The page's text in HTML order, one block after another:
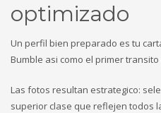
optimizado
Un perfil bien preparado es tu
Bumble asi­ como el primer
Las fotos resultan estrategico:
superior clase que reflejen todos